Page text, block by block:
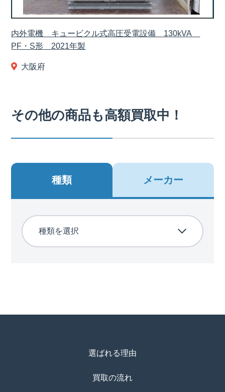
内外電機 キュービクル式高圧受電設備 130kVA
PF・S形 2021年製
大阪府
その他の商品も高額買取中！
種類 メーカー
選ばれる理由
買取の流れ